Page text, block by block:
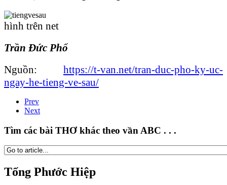
hình trên net
Trần Đức Phổ
Nguồn: https://t-van.net/tran-duc-pho-ky-uc-
ngay-he-tieng-ve-sau/
Prev
Next
Tìm các bài THƠ khác theo vần ABC . . .
Tống Phước Hiệp